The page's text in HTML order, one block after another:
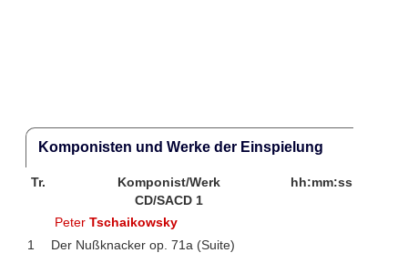
Komponisten und Werke der Einspielung
Tr. Komponist/Werk
hh:mm:ss
CD/SACD 1
PeterTschaikowsky
1
Der Nußknacker op. 71a (Suite)